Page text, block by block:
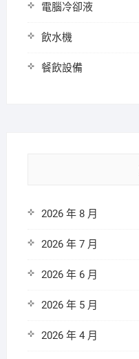
電腦冷卻液
飲水機
餐飲設備
2026 年 8 月
2026 年 7 月
2026 年 6 月
2026 年 5 月
2026 年 4 月